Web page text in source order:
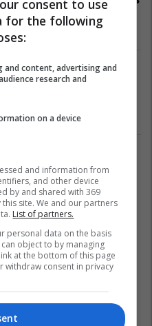
në Shqipëri
05/2025
drejtësi në
– Egnatia,
grupi i arbitrave për
kampion
05/2025
consent to use
for the following
and content, advertising and
research and
on a device
and information from
and other device
by and shared with 369
site. We and our partners
List of partners.
personal data on the basis
object to by managing
at the bottom of this page
withdraw consent in privacy